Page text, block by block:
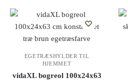
EGETRÆSHYLDER TIL
HJEMMET
vidaXL bogreol 100x24x63